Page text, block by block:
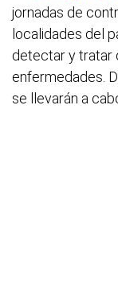
jornadas de
localidades del
detectar y tratar
enfermedades.
se llevarán a